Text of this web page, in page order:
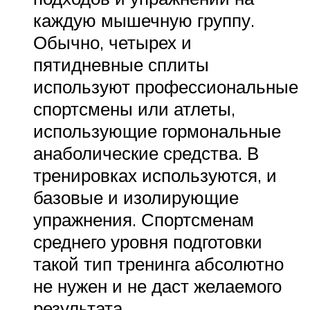
каждую мышечную группу.
Обычно, четырех и
пятидневные сплиты
используют профессиональные
спортсмены или атлеты,
использующие гормональные
анаболические средства. В
тренировках используются, и
базовые и изолирующие
упражнения. Спортсменам
среднего уровня подготовки
такой тип тренинга абсолютно
не нужен и не даст желаемого